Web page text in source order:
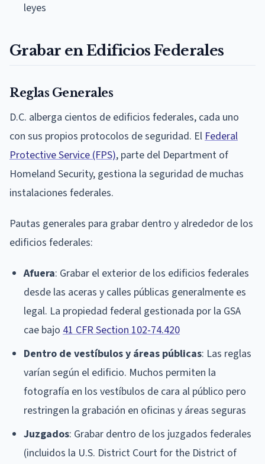
leyes
Grabar en Edificios Federales
Reglas Generales
D.C. alberga cientos de edificios federales, cada uno
con sus propios protocolos de seguridad. ElFederal
Protective Service (FPS), parte del Department of
Homeland Security, gestiona la seguridad de muchas
instalaciones federales.
Pautas generales para grabar dentro y alrededor de los
edificios federales:
Afuera: Grabar el exterior de los edificios federales
desde las aceras y calles públicas generalmente es
legal. La propiedad federal gestionada por la GSA
cae bajo 41 CFR Section 102-74.420
Dentro de vestíbulos y áreas públicas: Las reglas
varían según el edificio. Muchos permiten la
fotografía en los vestíbulos de cara al público pero
restringen la grabación en oficinas y áreas seguras
Juzgados: Grabar dentro de los juzgados federales
(incluidos la U.S. District Court for the District of